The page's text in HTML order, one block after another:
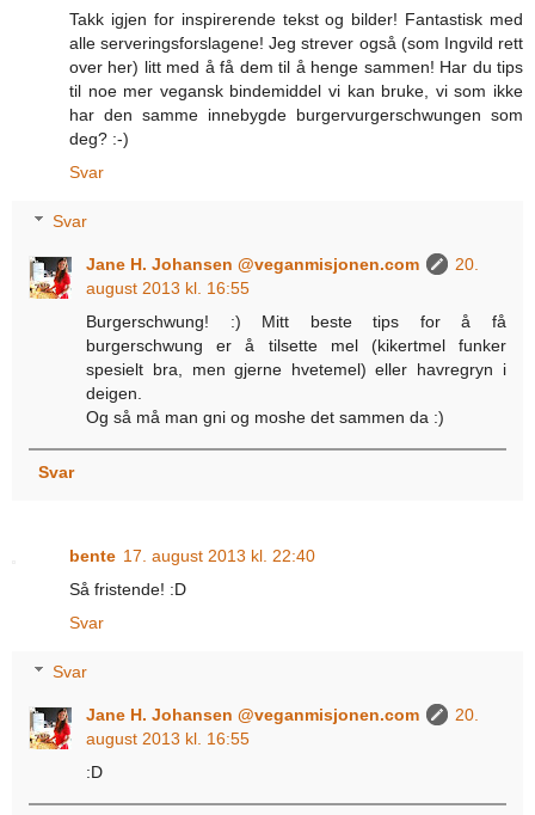
Takk igjen for inspirerende tekst og bilder! Fantastisk med
alle serveringsforslagene! Jeg strever også (som Ingvild rett
over her) litt med å få dem til å henge sammen! Har du tips
til noe mer vegansk bindemiddel vi kan bruke, vi som ikke
har den samme innebygde burgervurgerschwungen som
deg? :-)
Svar
Svar
Jane H. Johansen @veganmisjonen.com
20.
august 2013 kl. 16:55
Burgerschwung! :) Mitt beste tips for å få
burgerschwung er å tilsette mel (kikertmel funker
spesielt bra, men gjerne hvetemel) eller havregryn i
deigen.
Og så må man gni og moshe det sammen da :)
Svar
bente 17. august 2013 kl. 22:40
Så fristende! :D
Svar
Svar
Jane H. Johansen @veganmisjonen.com
20.
august 2013 kl. 16:55
:D